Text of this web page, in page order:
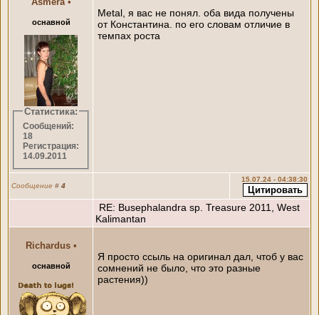
оснавной
Статистика:
Сообщений:
18
Регистрация:
14.09.2011
Metal, я вас не понял. оба вида получены
от Константина. по его словам отличие в
темпах роста
Сообщение # 4
15.07.24 - 04:38:30
RE: Busephalandra sp. Treasure 2011, West
Kalimantan
Richardus •
оснавной
Я просто ссыль на оригинал дал, чтоб у вас
сомнений не было, что это разные
растения))